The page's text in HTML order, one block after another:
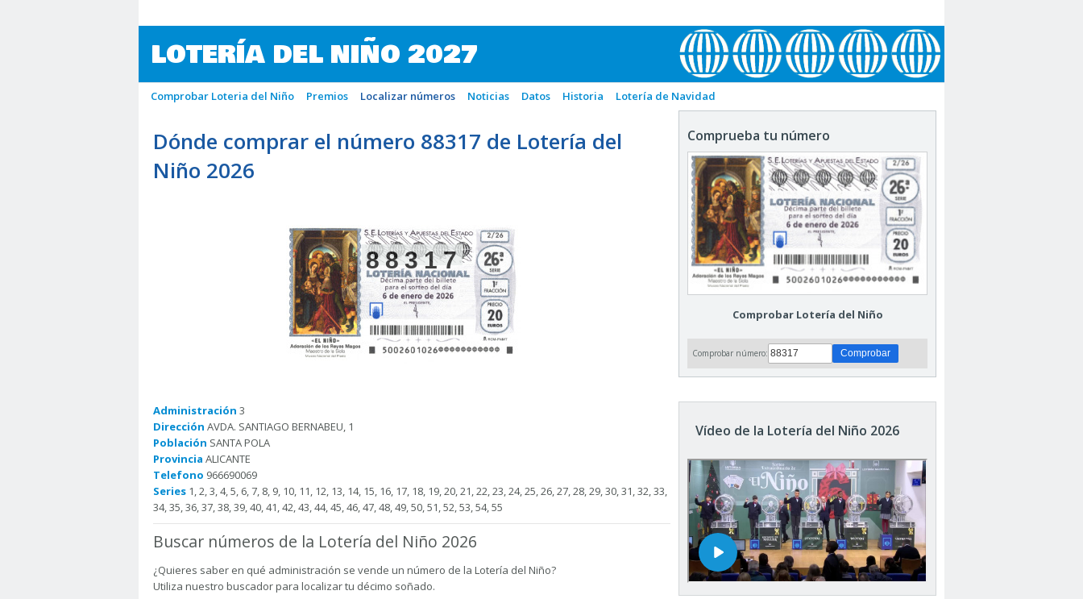
LOTERÍA DEL NIÑO 2027
Comprobar Loteria del Niño Premios Localizar números Noticias Datos Historia Lotería de Navidad
Dónde comprar el número 88317 de Lotería del
Niño 2026
88317
Administración 3
Dirección AVDA. SANTIAGO BERNABEU, 1
Población SANTA POLA
Provincia ALICANTE
Telefono 966690069
Series 1, 2, 3, 4, 5, 6, 7, 8, 9, 10, 11, 12, 13, 14, 15, 16, 17, 18, 19, 20, 21, 22, 23, 24, 25, 26, 27, 28, 29, 30, 31, 32, 33,
34, 35, 36, 37, 38, 39, 40, 41, 42, 43, 44, 45, 46, 47, 48, 49, 50, 51, 52, 53, 54, 55
Buscar números de la Lotería del Niño 2026
¿Quieres saber en qué administración se vende un número de la Lotería del Niño?
Utiliza nuestro buscador para localizar tu décimo soñado.
Comprueba tu número
Comprobar Lotería del Niño
Comprobar número:
Vídeo de la Lotería del Niño 2026